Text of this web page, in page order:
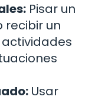
Pisar un
recibir un
Usar